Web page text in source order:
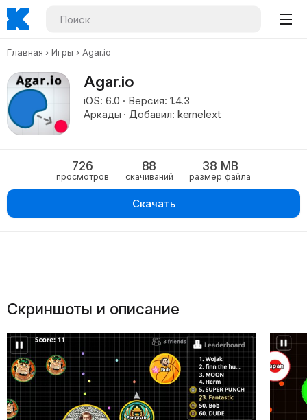
Главная Игры Agar.io
Agar.io
iOS: 6.0 · Версия: 1.4.3
Аркады · Добавил: kernelext
726
просмотров
88
скачиваний
38 MB
размер файла
Скачать
Скриншоты и описание